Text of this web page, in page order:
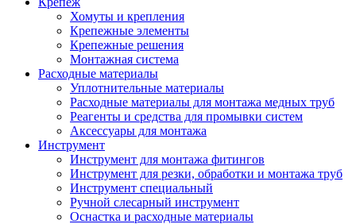
Хомуты и крепления
Крепежные элементы
Крепежные решения
Монтажная система
Расходные материалы
Уплотнительные материалы
Расходные материалы для монтажа медных труб
Реагенты и средства для промывки систем
Аксессуары для монтажа
Инструмент
Инструмент для монтажа фитингов
Инструмент для резки, обработки и монтажа труб
Инструмент специальный
Ручной слесарный инструмент
Оснастка и расходные материалы